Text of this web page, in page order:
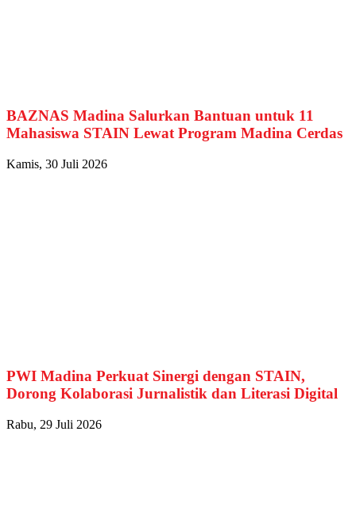
BAZNAS Madina Salurkan Bantuan untuk 11
Mahasiswa STAIN Lewat Program Madina Cerdas
Kamis, 30 Juli 2026
PWI Madina Perkuat Sinergi dengan STAIN,
Dorong Kolaborasi Jurnalistik dan Literasi Digital
Rabu, 29 Juli 2026